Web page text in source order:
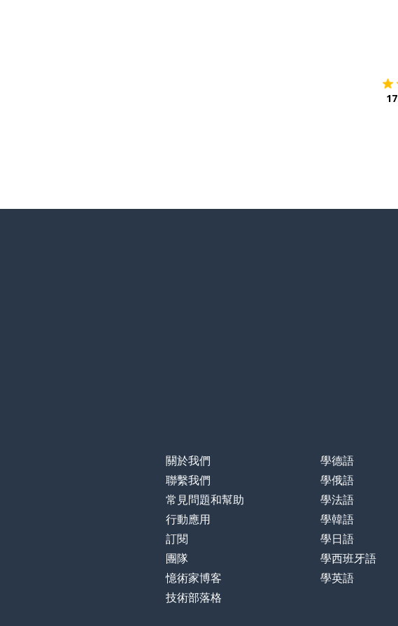
關於我們
聯繫我們
常見問題和幫助
行動應用
訂閱
團隊
憶術家博客
技術部落格
學德語
學俄語
學法語
學韓語
學日語
學西班牙語
學英語